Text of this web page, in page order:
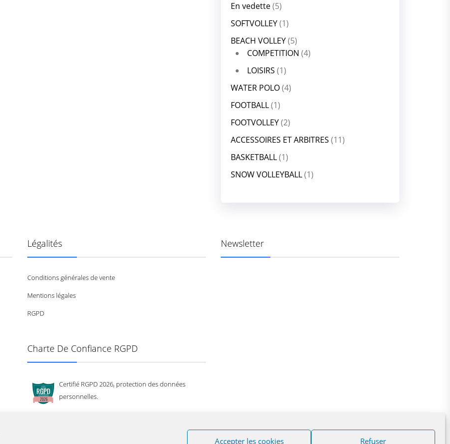
Accepter les cookies Refuser
En vedette(5)
SOFTVOLLEY(1)
BEACH VOLLEY(5)
COMPETITION (4)
LOISIRS (1)
WATER POLO(4)
FOOTBALL(1)
FOOTVOLLEY(2)
ACCESSOIRES ET ARBITRES (11)
BASKETBALL(1)
SNOW VOLLEYBALL(1)
Légalités
Conditions générales de vente
Mentions légales
RGPD
Charte De Confiance RGPD
Certifié RGPD 2026, protection des données
personnelles.
Newsletter